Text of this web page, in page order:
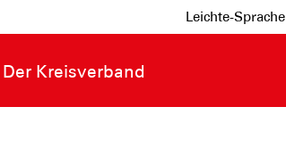
Leichte-Sprache
Der Kreisverband